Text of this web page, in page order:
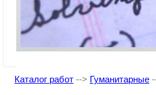
Каталог работ --> Гуманитарные